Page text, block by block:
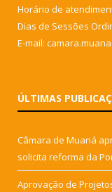
Horário de
Dias de Sessões
E-mail:
ÚLTIMAS
Câmara de Muaná
solicita reforma da
Aprovação de